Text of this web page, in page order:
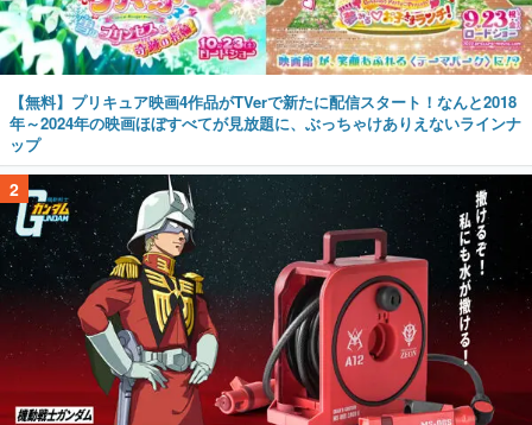
【無料】プリキュア映画4作品がTVerで新たに配信スタート！なんと2018
年～2024年の映画ほぼすべてが見放題に、ぶっちゃけありえないラインナ
ップ
2